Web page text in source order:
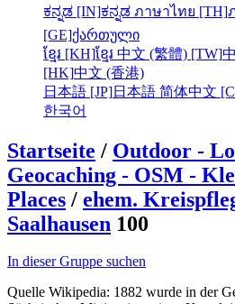
ಕನ್ನಡ [IN]ಕನ್ನಡ ภาษาไทย [TH]
[GE]ქართული
ខ្មែរ [KH]ខ្មែរ 中文 (繁體) [TW]
[HK]中文 (香港)
日本語 [JP]日本語 简体中文
한국어
Startseite / Outdoor -
Geocaching - OSM -
Places / ehem.
Saalhausen 100
In dieser Gruppe suchen
Quelle Wikipedia: 1882 wurde in der